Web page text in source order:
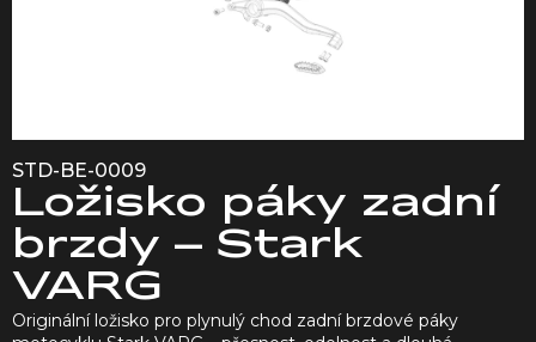
STD-BE-0009
Ložisko páky zadní
brzdy – Stark
VARG
Originální ložisko pro plynulý chod zadní brzdové páky